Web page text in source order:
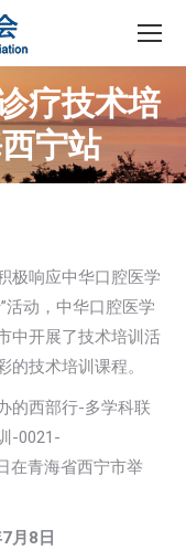
疗技术培
宁站
极响应中华口腔医学
活动，中华口腔医学
中开展了技术培训活
技术培训课程。
的西部行-多学科联
-0021-
在青海省西宁市举
月8日